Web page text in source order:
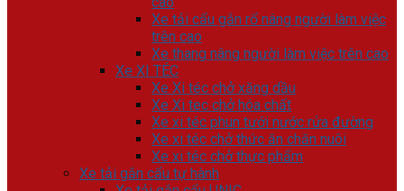
Xe tải cẩu gắn rổ nâng người làm việc
trên cao
Xe thang nâng người làm việc trên cao
Xe XI TÉC
Xe Xi téc chở xăng dầu
Xe Xi tec chở hóa chất
Xe xi téc phun tưới nước rửa đường
Xe xi téc chở thức ăn chăn nuôi
Xe xi téc chở thực phẩm
Xe tải gắn cẩu tự hành